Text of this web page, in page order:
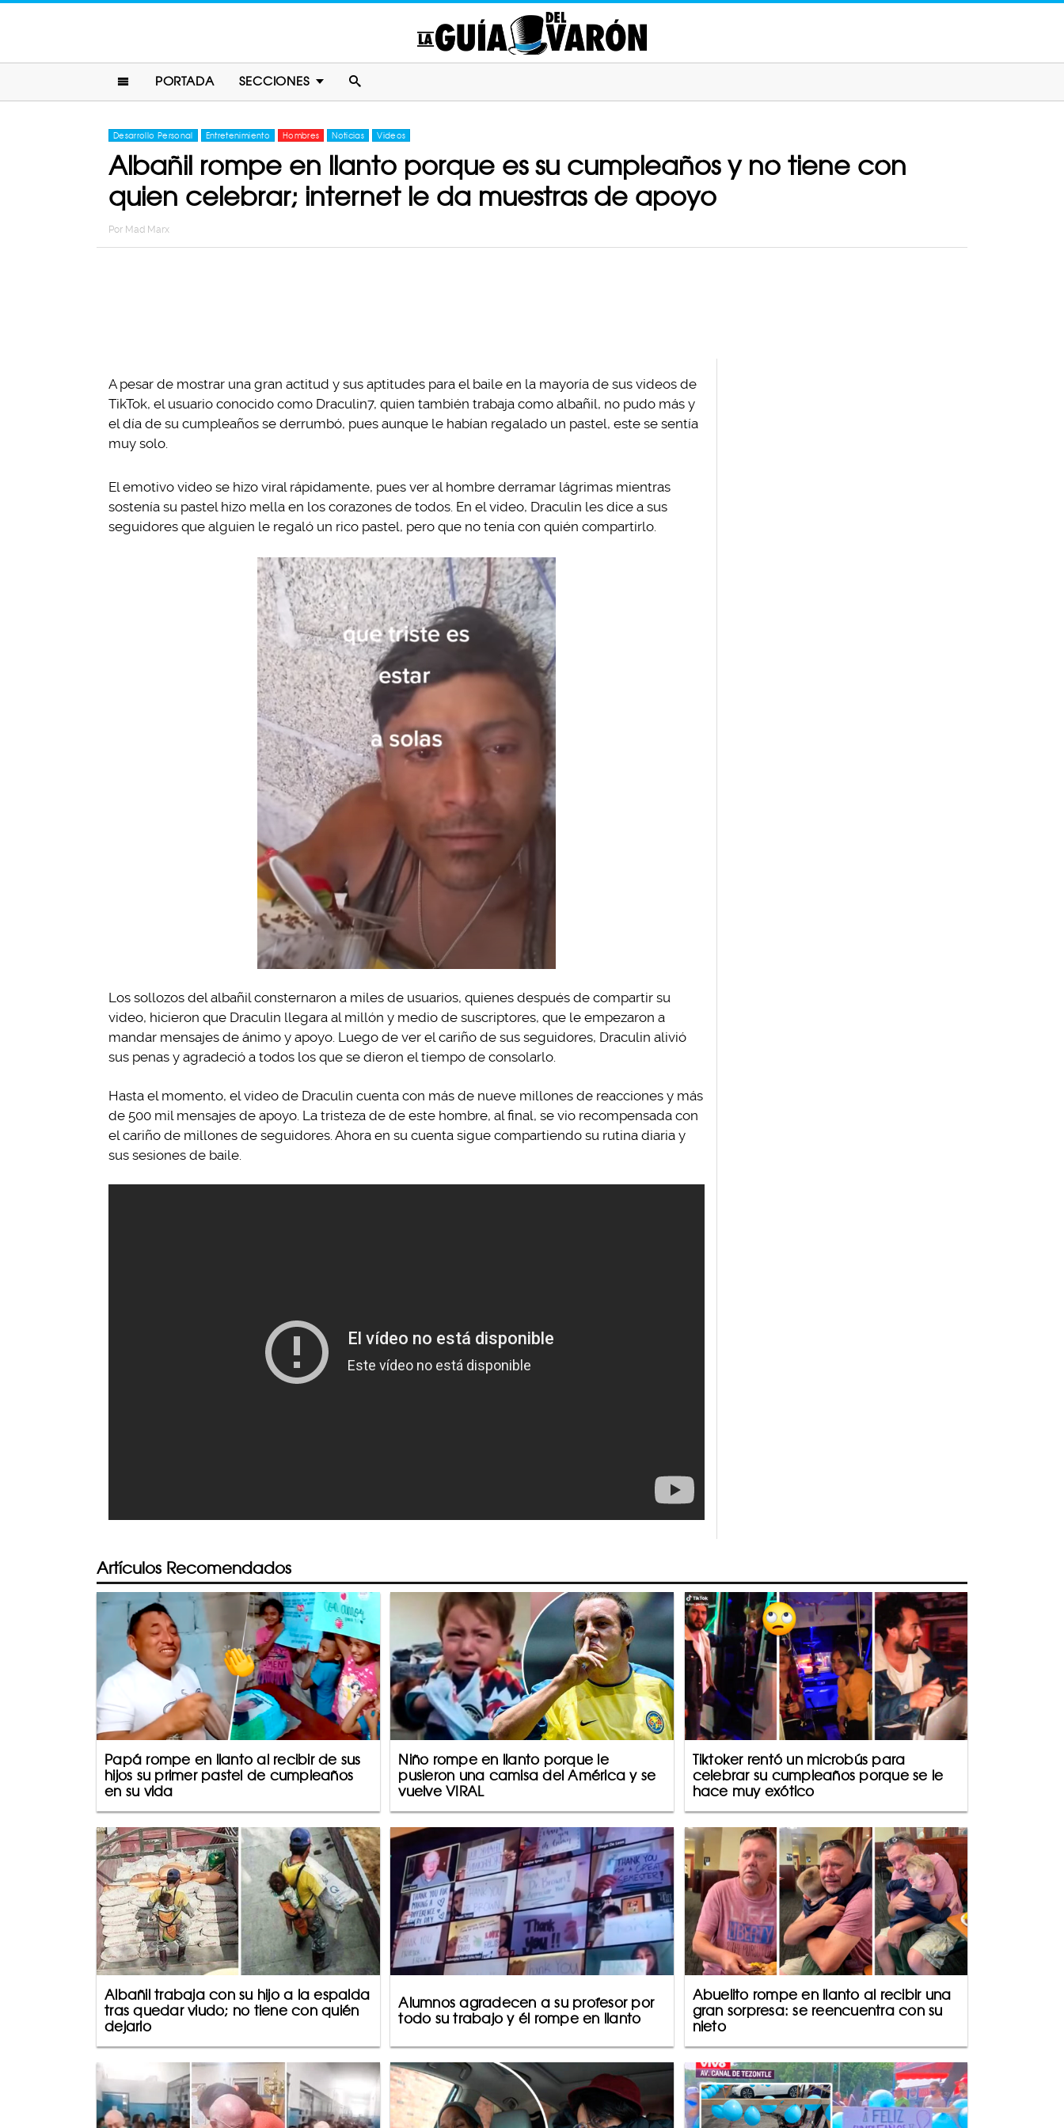
PORTADA SECCIONES
Desarrollo Personal Entretenimiento Hombres Noticias Videos
Albañil rompe en llanto porque es su cumpleaños y no tiene con
quien celebrar; internet le da muestras de apoyo
Por Mad Marx
A pesar de mostrar una gran actitud y sus aptitudes para el baile en la mayoría de sus videos de
TikTok, el usuario conocido como Draculin7, quien también trabaja como albañil, no pudo más y
el día de su cumpleaños se derrumbó, pues aunque le habían regalado un pastel, este se sentía
muy solo.
El emotivo video se hizo viral rápidamente, pues ver al hombre derramar lágrimas mientras
sostenía su pastel hizo mella en los corazones de todos. En el video, Draculin les dice a sus
seguidores que alguien le regaló un rico pastel, pero que no tenía con quién compartirlo.
Los sollozos del albañil consternaron a miles de usuarios, quienes después de compartir su
video, hicieron que Draculin llegara al millón y medio de suscriptores, que le empezaron a
mandar mensajes de ánimo y apoyo. Luego de ver el cariño de sus seguidores, Draculin alivió
sus penas y agradeció a todos los que se dieron el tiempo de consolarlo.
Hasta el momento, el video de Draculin cuenta con más de nueve millones de reacciones y más
de 500 mil mensajes de apoyo. La tristeza de de este hombre, al final, se vio recompensada con
el cariño de millones de seguidores. Ahora en su cuenta sigue compartiendo su rutina diaria y
sus sesiones de baile.
Artículos Recomendados
Papá rompe en llanto al recibir de sus
hijos su primer pastel de cumpleaños
en su vida
Niño rompe en llanto porque le
pusieron una camisa del América y se
vuelve VIRAL
Tiktoker rentó un microbús para
celebrar su cumpleaños porque se le
hace muy exótico
Albañil trabaja con su hijo a la espalda
tras quedar viudo; no tiene con quién
dejarlo
Alumnos agradecen a su profesor por
todo su trabajo y él rompe en llanto
Abuelito rompe en llanto al recibir una
gran sorpresa: se reencuentra con su
nieto